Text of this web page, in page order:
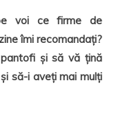
voi ce firme de
îmi recomandați?
și să vă țină
să-i aveți mai mulți